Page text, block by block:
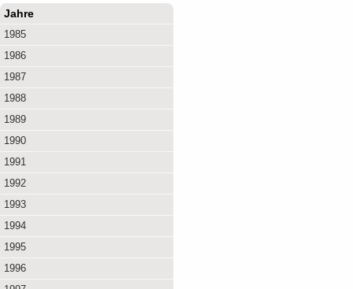
Jahre
1985
1986
1987
1988
1989
1990
1991
1992
1993
1994
1995
1996